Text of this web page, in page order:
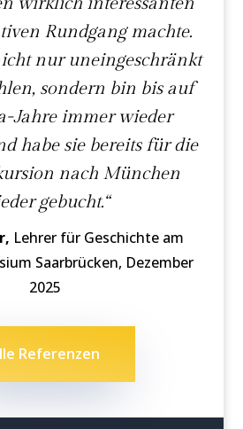
Rundgang machte.
nur uneingeschränkt
sondern bin bis auf
Jahre immer wieder
habe sie bereits für die
nach München
gebucht.“
Lehrer für Geschichte am
Saarbrücken, Dezember
2025
Referenzen